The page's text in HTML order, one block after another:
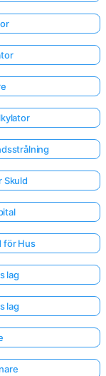
Skuld
för Hus
lag
lag